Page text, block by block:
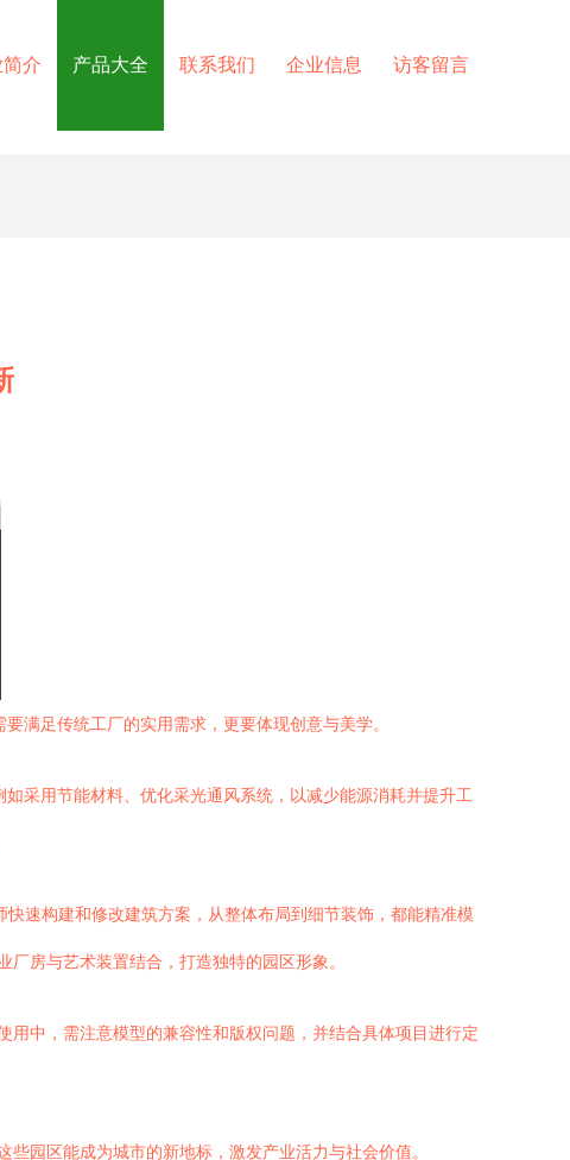
介 产品大全 联系我们 企业信息 访客留言
满足传统工厂的实用需求，更要体现创意与美学。
采用节能材料、优化采光通风系统，以减少能源消耗并提升工
速构建和修改建筑方案，从整体布局到细节装饰，都能精准模
房与艺术装置结合，打造独特的园区形象。
中，需注意模型的兼容性和版权问题，并结合具体项目进行定
园区能成为城市的新地标，激发产业活力与社会价值。